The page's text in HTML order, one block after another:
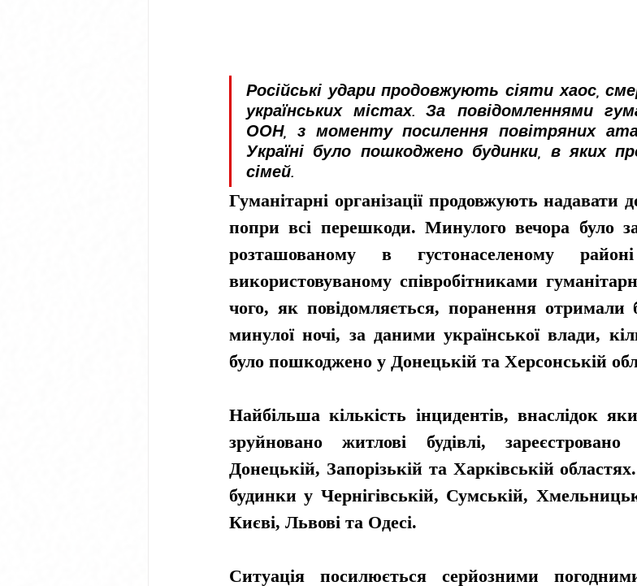
Російські удари продовжують сіяти хаос,
українських містах. За повідомленнями
ООН, з моменту посилення повітряних
Україні було пошкоджено будинки, в яких
сімей.
Гуманітарні організації продовжують надавати
попри всі перешкоди. Минулого вечора було
розташованому в густонаселеному
використовуваному співробітниками
чого, як повідомляється, поранення отримали
минулої ночі, за даними української влади,
було пошкоджено у Донецькій та Херсонській
Найбільша кількість інцидентів, внаслідок
зруйновано житлові будівлі,
Донецькій, Запорізькій та Харківській
будинки у Чернігівській, Сумській,
Києві, Львові та Одесі.
Ситуація посилюється серйозними